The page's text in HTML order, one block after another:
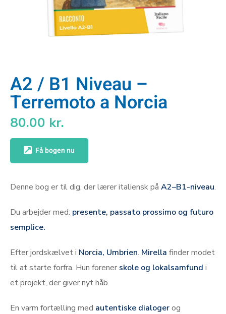
A2 / B1 Niveau –
Terremoto a Norcia
80.00 kr.
Få bogen nu
Denne bog er til dig, der lærer italiensk på A2–B1-niveau.
Du arbejder med: presente, passato prossimo og futuro
semplice.
Efter jordskælvet i Norcia, Umbrien. Mirella finder modet
til at starte forfra. Hun forener skole og lokalsamfund i
et projekt, der giver nyt håb.
En varm fortælling med autentiske dialogerog